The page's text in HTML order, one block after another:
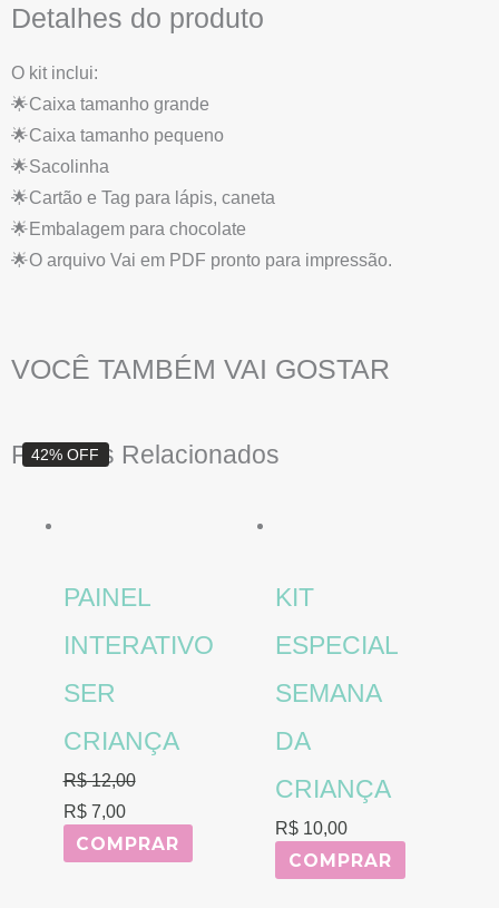
Detalhes do produto
O kit inclui:
🌟Caixa tamanho grande
🌟Caixa tamanho pequeno
🌟Sacolinha
🌟Cartão e Tag para lápis, caneta
🌟Embalagem para chocolate
🌟O arquivo Vai em PDF pronto para impressão.
VOCÊ TAMBÉM VAI GOSTAR
Produtos Relacionados
42% OFF
PAINEL
INTERATIVO
SER
CRIANÇA
R$12,00
O
R$7,00
O
COMPRAR
KIT
ESPECIAL
SEMANA
DA
CRIANÇA
R$ 10,00
COMPRAR